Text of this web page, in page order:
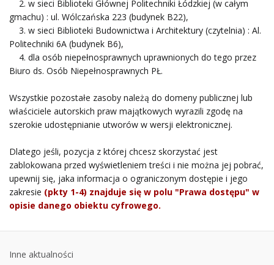
2. w sieci Biblioteki Głównej Politechniki Łódzkiej (w całym
gmachu) : ul. Wólczańska 223 (budynek B22),
3. w sieci Biblioteki Budownictwa i Architektury (czytelnia) : Al.
Politechniki 6A (budynek B6),
4. dla osób niepełnosprawnych uprawnionych do tego przez
Biuro ds. Osób Niepełnosprawnych PŁ.
Wszystkie pozostałe zasoby należą do domeny publicznej lub
właściciele autorskich praw majątkowych wyrazili zgodę na
szerokie udostępnianie utworów w wersji elektronicznej.
Dlatego jeśli, pozycja z której chcesz skorzystać jest
zablokowana przed wyświetleniem treści i nie można jej pobrać,
upewnij się, jaka informacja o ograniczonym dostępie i jego
zakresie (pkty 1-4) znajduje się w polu "Prawa dostępu" w
opisie danego obiektu cyfrowego.
Inne aktualności